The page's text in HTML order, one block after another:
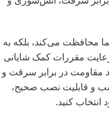
محافظت می‌کند، بلکه به
رعایت مقررات کمک شایانی
مقاومت در برابر سرقت و
و قابلیت نصب صحیح،
انتخاب کنید.